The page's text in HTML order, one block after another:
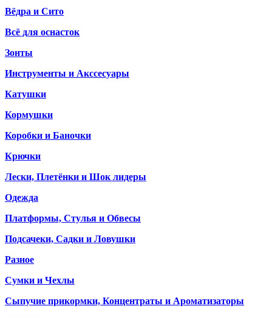
Вёдра и Сито
Всё для оснасток
Зонты
Инструменты и Акссесуары
Катушки
Кормушки
Коробки и Баночки
Крючки
Лески, Плетёнки и Шок лидеры
Одежда
Платформы, Стулья и Обвесы
Подсачеки, Садки и Ловушки
Разное
Сумки и Чехлы
Сыпучие прикормки, Концентраты и Ароматизаторы